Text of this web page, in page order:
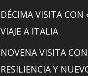
DÉCIMA VISITA CON
VIAJE A ITALIA
NOVENA VISITA
RESILIENCIA Y